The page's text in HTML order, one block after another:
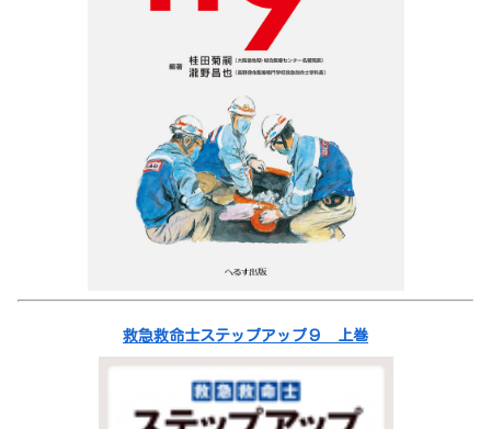
救急救命士ステップアップ９ 上巻